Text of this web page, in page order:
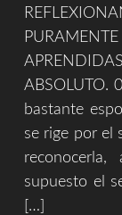
ABSOLUTO.
bastante
se rige por el
supuesto el
[…]